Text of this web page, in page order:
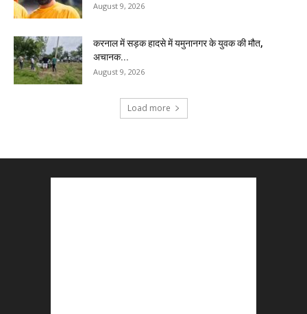
August 9, 2026
करनाल में सड़क हादसे में यमुनानगर के युवक की मौत,
अचानक...
August 9, 2026
Load more